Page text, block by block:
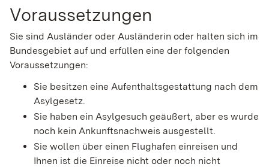
Voraussetzungen
Sie sind Ausländer oder Ausländerin oder halten sich im
Bundesgebiet auf und erfüllen eine der folgenden
Voraussetzungen:
Sie besitzen eine Aufenthaltsgestattung nach dem
Asylgesetz.
Sie haben ein Asylgesuch geäußert, aber es wurde
noch kein Ankunftsnachweis ausgestellt.
Sie wollen über einen Flughafen einreisen und
Ihnen ist die Einreise nicht oder noch nicht